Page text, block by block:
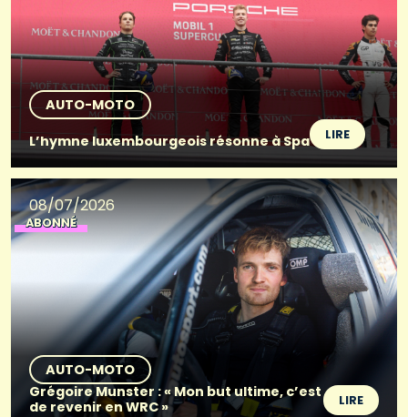
AUTO-MOTO
L’hymne luxembourgeois résonne à Spa
LIRE
08/07/2026
ABONNÉ
AUTO-MOTO
Grégoire Munster : « Mon but ultime, c’est
de revenir en WRC »
LIRE